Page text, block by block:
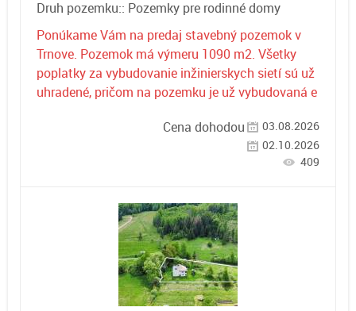
Druh pozemku:: Pozemky pre rodinné domy
Ponúkame Vám na predaj stavebný pozemok v
Trnove. Pozemok má výmeru 1090 m2. Všetky
poplatky za vybudovanie inžinierskych sietí sú už
uhradené, pričom na pozemku je už vybudovaná e
Cena dohodou
03.08.2026
02.10.2026
409